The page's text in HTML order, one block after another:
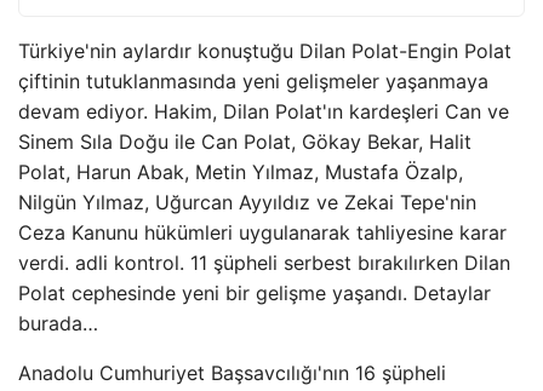
Türkiye'nin aylardır konuştuğu Dilan Polat-Engin Polat
çiftinin tutuklanmasında yeni gelişmeler yaşanmaya
devam ediyor. Hakim, Dilan Polat'ın kardeşleri Can ve
Sinem Sıla Doğu ile Can Polat, Gökay Bekar, Halit
Polat, Harun Abak, Metin Yılmaz, Mustafa Özalp,
Nilgün Yılmaz, Uğurcan Ayyıldız ve Zekai Tepe'nin
Ceza Kanunu hükümleri uygulanarak tahliyesine karar
verdi. adli kontrol. 11 şüpheli serbest bırakılırken Dilan
Polat cephesinde yeni bir gelişme yaşandı. Detaylar
burada…
Anadolu Cumhuriyet Başsavcılığı'nın 16 şüpheli